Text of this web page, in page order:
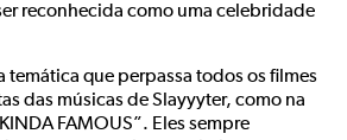
reconhecida como uma celebridade
temática que perpassa todos os filmes
das músicas de Slayyyter, como na
FAMOUS”. Eles sempre